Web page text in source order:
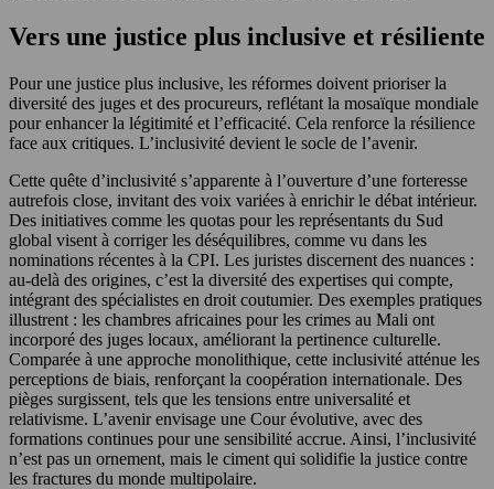
Vers une justice plus inclusive et résiliente
Pour une justice plus inclusive, les réformes doivent prioriser la
diversité des juges et des procureurs, reflétant la mosaïque mondiale
pour enhancer la légitimité et l’efficacité. Cela renforce la résilience
face aux critiques. L’inclusivité devient le socle de l’avenir.
Cette quête d’inclusivité s’apparente à l’ouverture d’une forteresse
autrefois close, invitant des voix variées à enrichir le débat intérieur.
Des initiatives comme les quotas pour les représentants du Sud
global visent à corriger les déséquilibres, comme vu dans les
nominations récentes à la CPI. Les juristes discernent des nuances :
au-delà des origines, c’est la diversité des expertises qui compte,
intégrant des spécialistes en droit coutumier. Des exemples pratiques
illustrent : les chambres africaines pour les crimes au Mali ont
incorporé des juges locaux, améliorant la pertinence culturelle.
Comparée à une approche monolithique, cette inclusivité atténue les
perceptions de biais, renforçant la coopération internationale. Des
pièges surgissent, tels que les tensions entre universalité et
relativisme. L’avenir envisage une Cour évolutive, avec des
formations continues pour une sensibilité accrue. Ainsi, l’inclusivité
n’est pas un ornement, mais le ciment qui solidifie la justice contre
les fractures du monde multipolaire.